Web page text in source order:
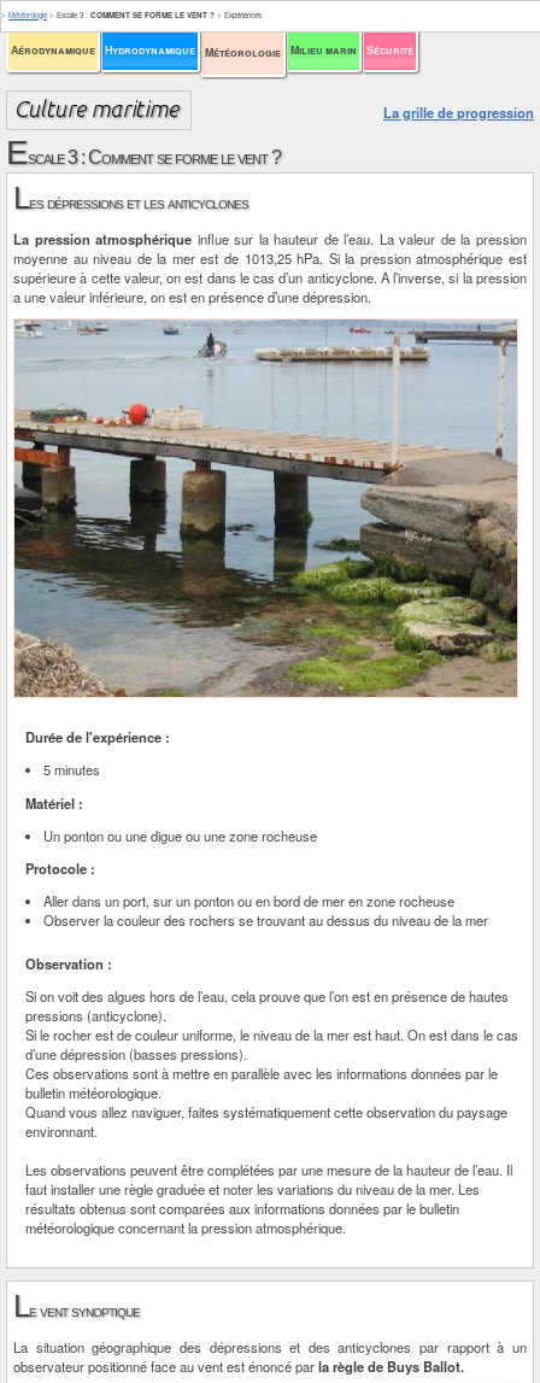
Aérodynamique Hydrodynamique Météorologie Milieu marin Sécurité
> Météorologie > Escale 3 : COMMENT SE FORME LE VENT ? > Expériences
La grille de progression
Escale 3 : Comment se forme le vent ?
Les dépressions et les anticyclones
La pression atmosphérique influe sur la hauteur de l’eau. La valeur de la pression
moyenne au niveau de la mer est de 1013,25 hPa. Si la pression atmosphérique est
supérieure à cette valeur, on est dans le cas d’un anticyclone. A l’inverse, si la pression
a une valeur inférieure, on est en présence d’une dépression.
Durée de l'expérience :
5 minutes
Matériel :
Un ponton ou une digue ou une zone rocheuse
Protocole :
Aller dans un port, sur un ponton ou en bord de mer en zone rocheuse
Observer la couleur des rochers se trouvant au dessus du niveau de la mer
Observation :
Si on voit des algues hors de l’eau, cela prouve que l’on est en présence de hautes
pressions (anticyclone).
Si le rocher est de couleur uniforme, le niveau de la mer est haut. On est dans le cas
d’une dépression (basses pressions).
Ces observations sont à mettre en parallèle avec les informations données par le
bulletin météorologique.
Quand vous allez naviguer, faites systématiquement cette observation du paysage
environnant.
Les observations peuvent être complétées par une mesure de la hauteur de l’eau. Il
faut installer une règle graduée et noter les variations du niveau de la mer. Les
résultats obtenus sont comparées aux informations données par le bulletin
météorologique concernant la pression atmosphérique.
Le vent synoptique
La situation géographique des dépressions et des anticyclones par rapport à un
observateur positionné face au vent est énoncé parla règle de Buys Ballot.